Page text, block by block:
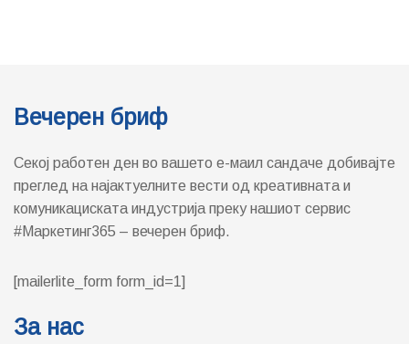
Вечерен бриф
Секој работен ден во вашето е-маил сандаче добивајте
преглед на најактуелните вести од креативната и
комуникациската индустрија преку нашиот сервис
#Маркетинг365 – вечерен бриф.
[mailerlite_form form_id=1]
За нас